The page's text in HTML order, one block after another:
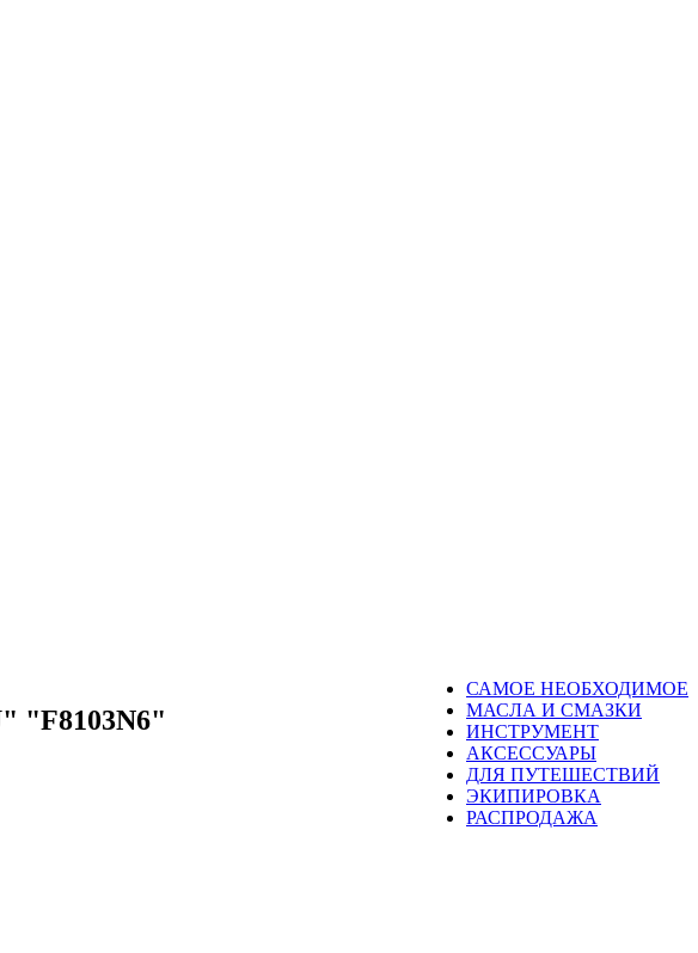
САМОЕ НЕОБХОДИМОЕ
МАСЛА И СМАЗКИ
ИНСТРУМЕНТ
АКСЕССУАРЫ
ДЛЯ ПУТЕШЕСТВИЙ
ЭКИПИРОВКА
РАСПРОДАЖА
"F8103N6"